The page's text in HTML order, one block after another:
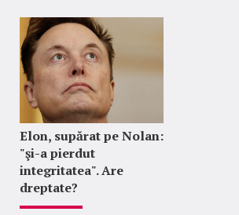
Elon, supărat pe Nolan:
"şi-a pierdut
integritatea". Are
dreptate?